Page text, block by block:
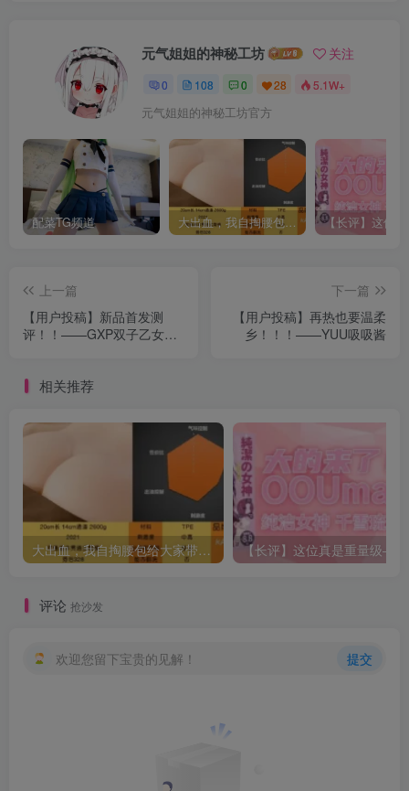
元气姐姐的神秘工坊 关注
0 108 0 28 5.1W+
元气姐姐的神秘工坊官方
配菜TG频道 大出血，我自掏腰包给大家带来——KAGUYANO新品蜂蜜芥末酱倔强款测评
上一篇
【用户投稿】新品首发测
评！！——GXP双子乙女Ⅱ
下一篇
【用户投稿】再热也要温柔
乡！！！——YUU吸吸酱
相关推荐
大出血，我自掏腰包给大家带来——KAGUYANO新品蜂蜜芥末酱倔强款测评
评论 抢沙发
欢迎您留下宝贵的见解！ 提交